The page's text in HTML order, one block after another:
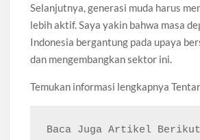
Selanjutnya, generasi muda harus
lebih aktif. Saya yakin bahwa masa
Indonesia bergantung pada upaya
dan mengembangkan sektor ini.
Temukan informasi lengkapnya
Baca Juga Artikel